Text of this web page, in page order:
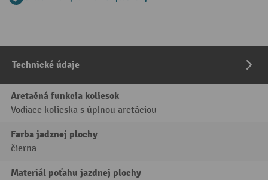
Technické údaje
Aretačná funkcia koliesok
Vodiace kolieska s úplnou aretáciou
Farba jadznej plochy
čierna
Materiál poťahu jazdnej plochy